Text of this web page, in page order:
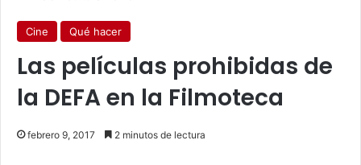
Cine Qué hacer
Las películas prohibidas de
la DEFA en la Filmoteca
febrero 9, 2017 2 minutos de lectura